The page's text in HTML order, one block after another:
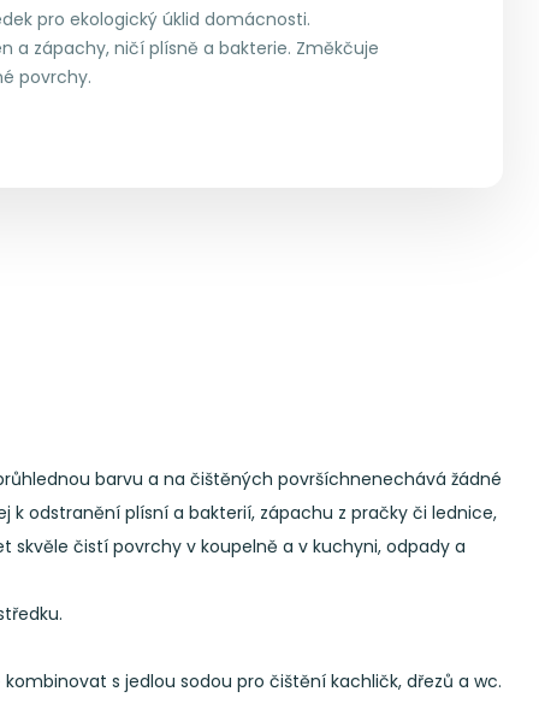
pro ekologický úklid domácnosti.
a zápachy, ničí plísně a bakterie. Změkčuje
povrchy.
barvu a na čištěných površíchnenechává žádné
odstranění plísní a bakterií, zápachu z pračky či lednice,
čistí povrchy v koupelně a v kuchyni, odpady a
s jedlou sodou pro čištění kachličk, dřezů a wc.